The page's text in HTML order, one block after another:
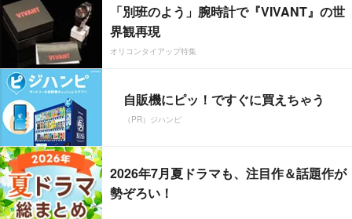
「別班のよう」腕時計で『VIVANT』の世
界観再現
オリコンタイアップ特集
自販機にピッ！ですぐに買えちゃう
（PR）ジハンピ
2026年7月夏ドラマも、注目作＆話題作が
勢ぞろい！